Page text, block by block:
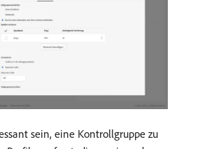
sein, eine Kontrollgruppe zu